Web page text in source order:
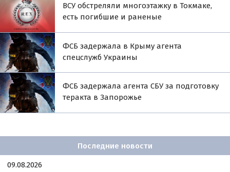
ВСУ обстреляли многоэтажку в Токмаке,
есть погибшие и раненые
ФСБ задержала в Крыму агента
спецслужб Украины
ФСБ задержала агента СБУ за подготовку
теракта в Запорожье
Последние новости
09.08.2026